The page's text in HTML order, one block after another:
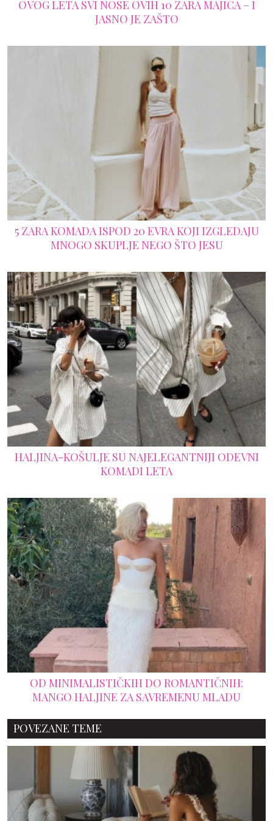
OVOG LETA SVI NOSE OVIH 10 ZARA MAJICA – I
JASNO JE ZAŠTO
5 ZARA KOMADA ISPOD 20 EVRA KOJI IZGLEDAJU
MNOGO SKUPLJE NEGO ŠTO JESU
HALJINA-KOŠULJE SU NAJELEGANTNIJI ODEVNI
KOMADI LETA
OD MINIMALISTIČKIH DO ROMANTIČNIH:
MANGO HALJINE ZA SAVREMENU MLADU
POVEZANE TEME